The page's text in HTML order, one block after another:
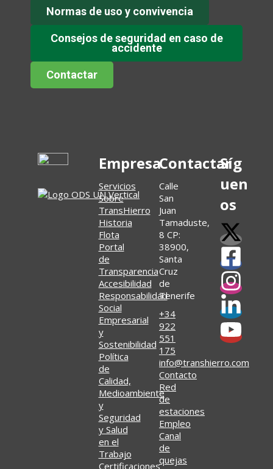
Normas de uso y convivencia
Consejos de seguridad en caso de
accidente
Contactar
Empresa
Servicios
Sobre
TransHierro
Historia
Flota
Portal
de
Transparencia
Accesibilidad
Responsabilidad
Social
Empresarial
y
Sostenibilidad
Política
de
Calidad,
Medioambiente
y
Seguridad
y Salud
en el
Trabajo
Certificaciones
Contactar
Calle
San
Juan
Tamaduste,
8 CP:
38900,
Santa
Cruz
de
Tenerife
+34
922
551
175
info@transhierro.com
Contacto
Red
de
estaciones
Empleo
Canal
de
quejas
Síg
uen
os